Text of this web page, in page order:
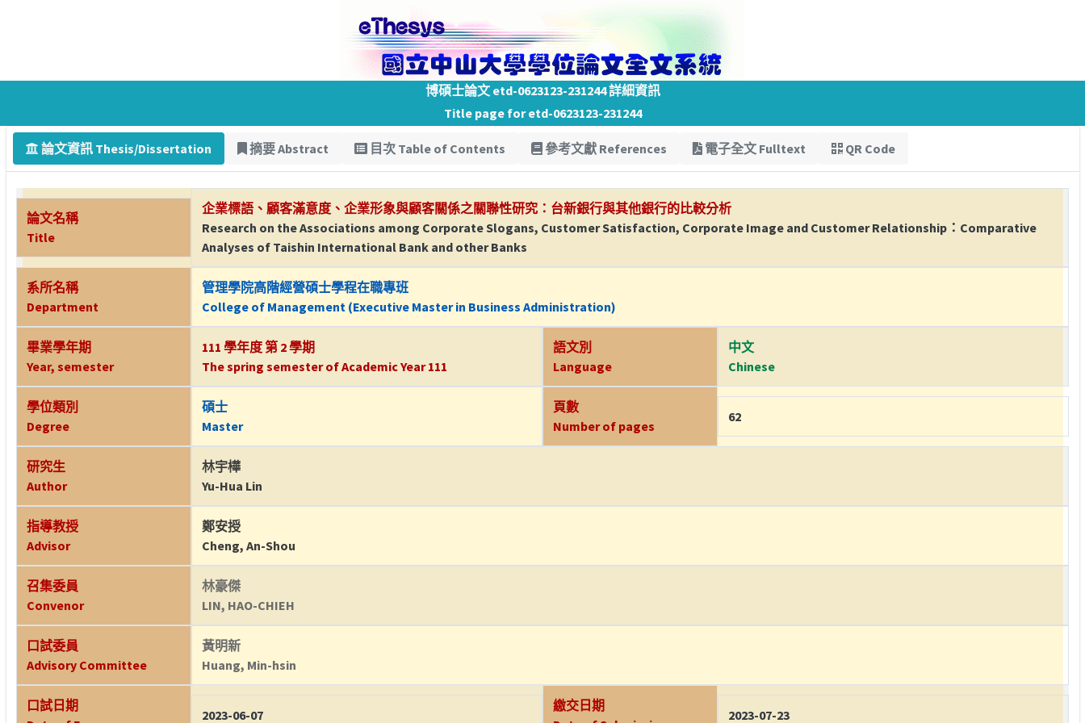
博碩士論文 etd-0623123-231244 詳細資訊
Title page for etd-0623123-231244
論文資訊 Thesis/Dissertation 摘要 Abstract 目次 Table of Contents 參考文獻 References 電子全文 Fulltext QR Code
論文名稱
Title
企業標語、顧客滿意度、企業形象與顧客關係之關聯性研究：台新銀行與其他銀行的比較分析
Research on the Associations among Corporate Slogans, Customer Satisfaction, Corporate Image and Customer Relationship：Comparative
Analyses of Taishin International Bank and other Banks
系所名稱
Department
管理學院高階經營碩士學程在職專班
College of Management (Executive Master in Business Administration)
畢業學年期
Year, semester
111 學年度 第 2 學期
The spring semester of Academic Year 111
語文別
Language
中文
Chinese
學位類別
Degree
碩士
Master
頁數
Number of pages
62
研究生
Author
林宇樺
Yu-Hua Lin
指導教授
Advisor
鄭安授
Cheng, An-Shou
召集委員
Convenor
林豪傑
LIN, HAO-CHIEH
口試委員
Advisory Committee
黃明新
Huang, Min-hsin
口試日期
2023-06-07
繳交日期
2023-07-23